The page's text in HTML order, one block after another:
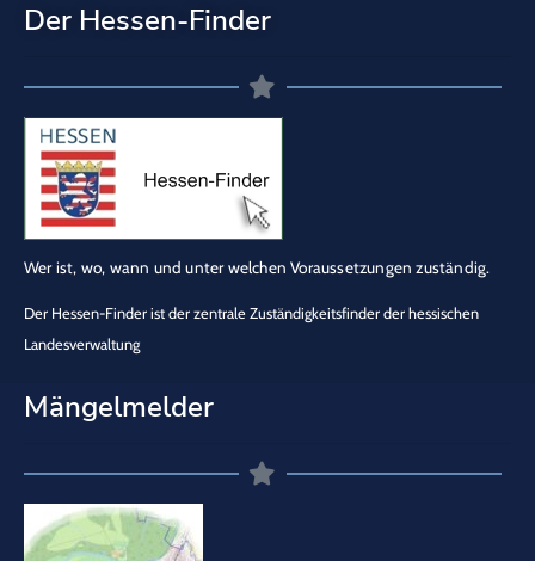
Der Hessen-Finder
Wer ist, wo, wann und unter welchen Voraussetzungen zuständig.
Der Hessen-Finder ist der zentrale Zuständigkeitsfinder der hessischen
Landesverwaltung
Mängelmelder